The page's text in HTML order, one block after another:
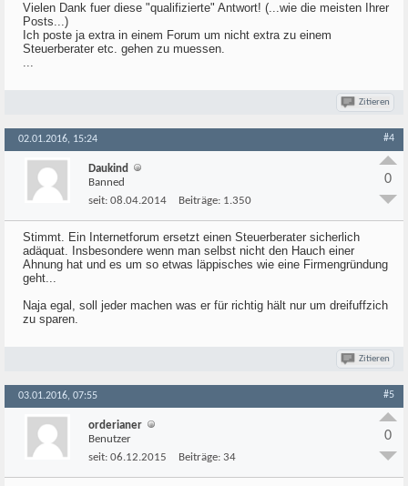
Vielen Dank fuer diese "qualifizierte" Antwort! (...wie die meisten Ihrer
Posts...)
Ich poste ja extra in einem Forum um nicht extra zu einem
Steuerberater etc. gehen zu muessen.
...
Zitieren
02.01.2016, 15:24 #4
Daukind
Banned
seit: 08.04.2014 Beiträge: 1.350
0
Stimmt. Ein Internetforum ersetzt einen Steuerberater sicherlich
adäquat. Insbesondere wenn man selbst nicht den Hauch einer
Ahnung hat und es um so etwas läppisches wie eine Firmengründung
geht...
Naja egal, soll jeder machen was er für richtig hält nur um dreifuffzich
zu sparen.
Zitieren
03.01.2016, 07:55 #5
orderianer
Benutzer
seit: 06.12.2015 Beiträge: 34
0